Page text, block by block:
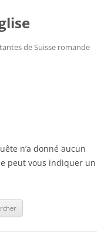
de Suisse romande
n’a donné aucun
peut vous indiquer un